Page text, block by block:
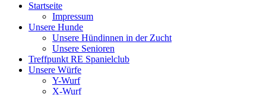
Startseite
Impressum
Unsere Hunde
Unsere Hündinnen in der Zucht
Unsere Senioren
Treffpunkt RE Spanielclub
Unsere Würfe
Y-Wurf
X-Wurf